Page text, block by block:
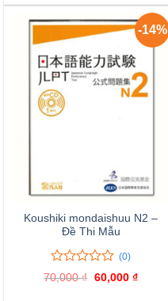
giá
-14%
Koushiki mondaishuu N2 –
Đề Thi Mẫu
0
trên
0
(0)
70,000₫ Giá
60,000 ₫Giá